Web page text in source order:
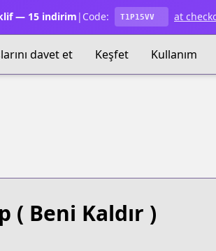
— 15 indirim | Code: T1P15VV at
davet et Keşfet Kullanım
( Beni Kaldır )